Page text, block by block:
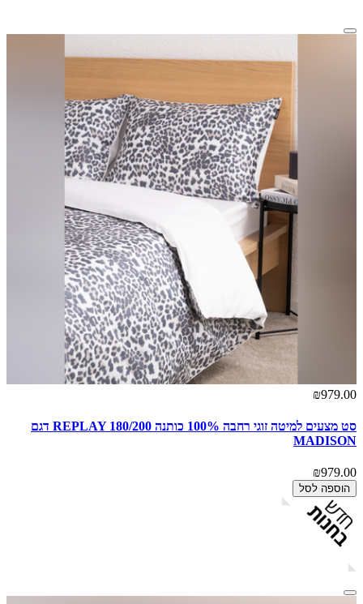
₪979.00
סט מצעים למיטה זוגי רחבה 100% כותנה REPLAY 180/200 דגם
MADISON
₪979.00
הוספה לסל